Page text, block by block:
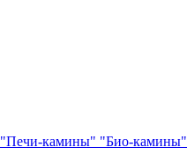
"Печи-камины" "Био-камины"